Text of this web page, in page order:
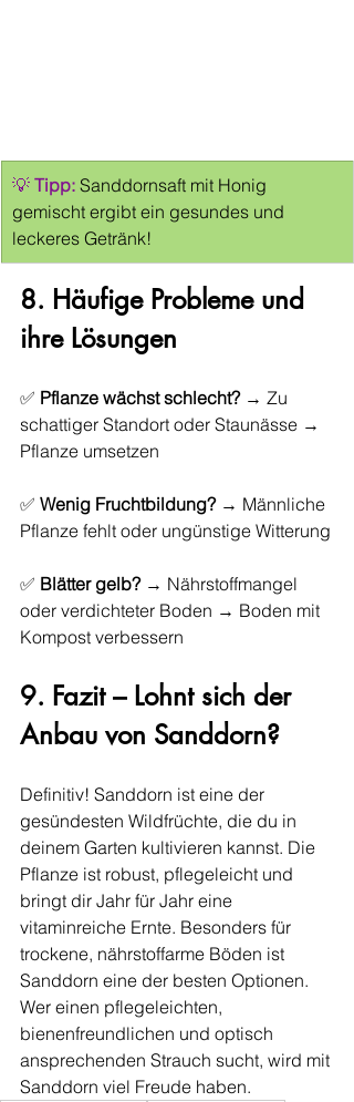
💡 Tipp: Sanddornsaft mit Honig
gemischt ergibt ein gesundes und
leckeres Getränk!
8. Häufige Probleme und
ihre Lösungen
✅ Pflanze wächst schlecht? → Zu
schattiger Standort oder Staunässe →
Pflanze umsetzen
✅ Wenig Fruchtbildung? → Männliche
Pflanze fehlt oder ungünstige Witterung
✅ Blätter gelb? → Nährstoffmangel
oder verdichteter Boden → Boden mit
Kompost verbessern
9. Fazit – Lohnt sich der
Anbau von Sanddorn?
Definitiv! Sanddorn ist eine der
gesündesten Wildfrüchte, die du in
deinem Garten kultivieren kannst. Die
Pflanze ist robust, pflegeleicht und
bringt dir Jahr für Jahr eine
vitaminreiche Ernte. Besonders für
trockene, nährstoffarme Böden ist
Sanddorn eine der besten Optionen.
Wer einen pflegeleichten,
bienenfreundlichen und optisch
ansprechenden Strauch sucht, wird mit
Sanddorn viel Freude haben.